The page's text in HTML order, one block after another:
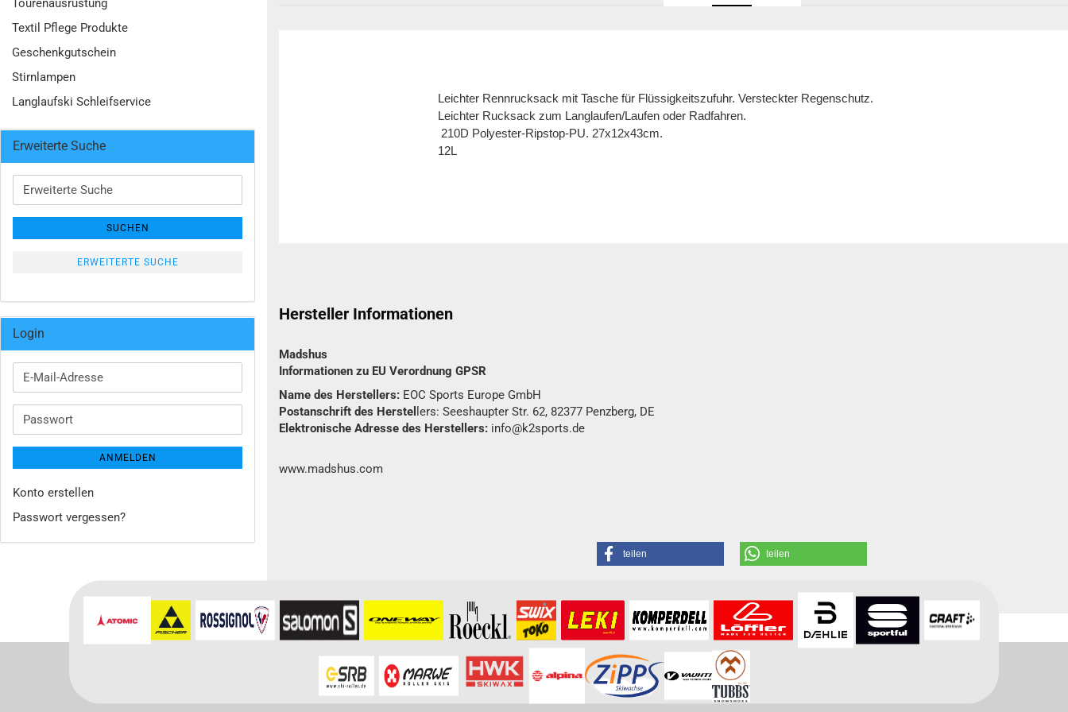
Leichter Rennrucksack mit Tasche für Flüssigkeitszufuhr. Versteckter Regenschutz.
Leichter Rucksack zum Langlaufen/Laufen oder Radfahren.
210D Polyester-Ripstop-PU. 27x12x43cm.
12L
Hersteller Informationen
Madshus
Informationen zu EU Verordnung GPSR
Name des Herstellers: EOC Sports Europe GmbH
Postanschrift des Herstel lers: Seeshaupter Str. 62, 82377 Penzberg, DE
Elektronische Adresse des Herstellers: info@k2sports.de
www.madshus.com
teilen teilen
Für weitere Informationen besuchen Sie bitte dieHomepagezu diesem Artikel.
Tourenausrüstung
Textil Pflege Produkte
Geschenkgutschein
Stirnlampen
Langlaufski Schleifservice
Erweiterte Suche
Erweiterte
Suche
SUCHEN
ERWEITERTE SUCHE
Login
E-
Mail-
Passwort
ANMELDEN
Konto erstellen
Passwort vergessen?